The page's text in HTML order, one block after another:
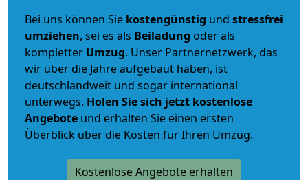
Bei uns können Sie kostengünstig und stressfrei
umziehen, sei es als Beiladung oder als
kompletter Umzug. Unser Partnernetzwerk, das
wir über die Jahre aufgebaut haben, ist
deutschlandweit und sogar international
unterwegs. Holen Sie sich jetzt kostenlose
Angebote und erhalten Sie einen ersten
Überblick über die Kosten für Ihren Umzug.
Kostenlose Angebote erhalten